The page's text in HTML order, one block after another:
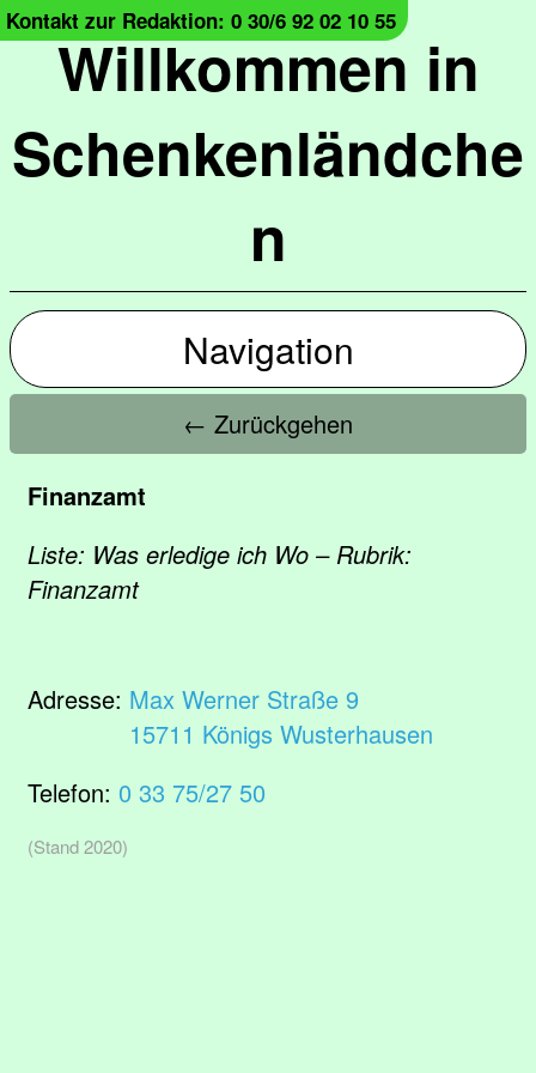
Willkommen in
Schenkenländche
n
Kontakt zur Redaktion: 0 30/6 92 02 10 55
Navigation
← Zurückgehen
Finanzamt
Liste: Was erledige ich Wo – Rubrik:
Finanzamt
Adresse: Max Werner Straße 9
15711 Königs Wusterhausen
Telefon: 0 33 75/27 50
(Stand 2020)